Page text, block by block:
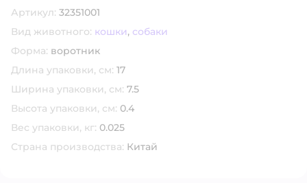
Артикул: 32351001
Вид животного: кошки, собаки
Форма: воротник
Длина упаковки, см: 17
Ширина упаковки, см: 7.5
Высота упаковки, см: 0.4
Вес упаковки, кг: 0.025
Страна производства: Китай